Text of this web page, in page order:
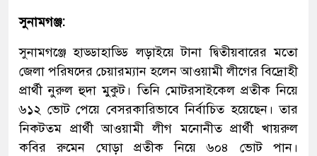
সুনামগঞ্জ:
সুনামগঞ্জে হাড্ডাহাড্ডি লড়াইয়ে টানা দ্বিতীয়বারের মতো
জেলা পরিষদের চেয়ারম্যান হলেন আওয়ামী লীগের বিদ্রোহী
প্রার্থী নুরুল হুদা মুকুট। তিনি মোটরসাইকেল প্রতীক নিয়ে
৬১২ ভোট পেয়ে বেসরকারিভাবে নির্বাচিত হয়েছেন। তার
নিকটতম প্রার্থী আওয়ামী লীগ মনোনীত প্রার্থী খায়রুল
কবির রুমেন ঘোড়া প্রতীক নিয়ে ৬০৪ ভোট পান।